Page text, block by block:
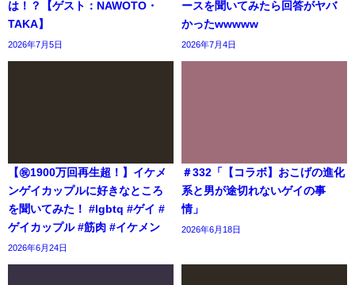
は！？【ゲスト：NAWOTO・
TAKA】
2026年7月5日
ースを聞いてみたら回答がヤバ
かったwwwww
2026年7月4日
【㊗️1900万回再生超！】イケメ
ンゲイカップルに好きなところ
を聞いてみた！ #lgbtq #ゲイ #
ゲイカップル #筋肉 #イケメン
2026年6月24日
＃332「【コラボ】おこげの進化
系と男が途切れないゲイの事
情」
2026年6月18日